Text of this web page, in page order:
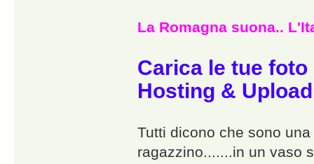
La Romagna suona..
Carica le tue
Hosting &
Tutti dicono che sono
ragazzino.......in un vaso